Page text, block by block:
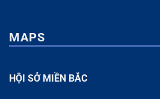
MAPS
HỘI SỞ MIỀN BẮC